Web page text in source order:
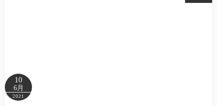
10
6月
2021